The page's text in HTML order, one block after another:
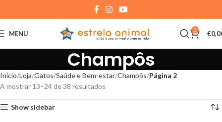
MENU 0 €
Champôs
Início Loja Gatos Saúde e Bem-estar Champôs Página 2
A mostrar 13–24 de 38 resultados
Show sidebar